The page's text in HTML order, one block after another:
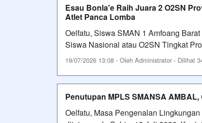
Esau Bonla'e Raih Juara 2 O2SN
Atlet Panca Lomba
Oelfatu, Siswa SMAN 1 Amfoang
Siswa Nasional atau O2SN Tingkat
19/07/2026 13:08 - Oleh Administrator - Dilihat
Penutupan MPLS SMANSA
Oelfatu, Masa Pengenalan